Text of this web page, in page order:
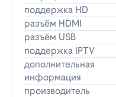
поддержка HD
разъём HDMI
разъём USB
поддержка IPTV
дополнительная
информация
производитель